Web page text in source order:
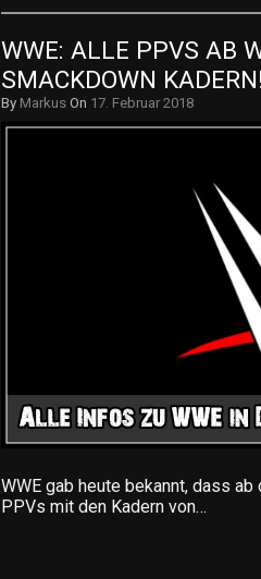
WWE: ALLE PPVS AB
SMACKDOWN
By Markus On 17. Februar 2018
WWE gab heute bekannt, dass
PPVs mit den Kadern von…